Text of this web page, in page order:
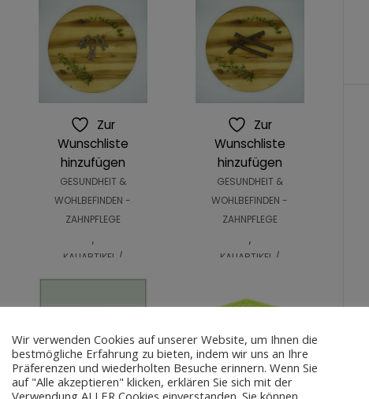
Zur
Wunschliste
hinzufügen
GESUNDHEIT &
WOHLBEFINDEN -
ZAHNPFLEGE
,
KAUARTIKEL /
KAUARTIKEL /
LECKERLIS -
VEGETARISCH
Sizzles von
Zur
Wunschliste
hinzufügen
GESUNDHEIT &
WOHLBEFINDEN -
ZAHNPFLEGE
,
KAUARTIKEL /
KAUARTIKEL /
LECKERLIS -
VEGETARISCH
Hard Cracker
Wir verwenden Cookies auf unserer Website, um Ihnen die
bestmögliche Erfahrung zu bieten, indem wir uns an Ihre
Präferenzen und wiederholten Besuche erinnern. Wenn Sie
auf "Alle akzeptieren" klicken, erklären Sie sich mit der
Verwendung ALLER Cookies einverstanden. Sie können